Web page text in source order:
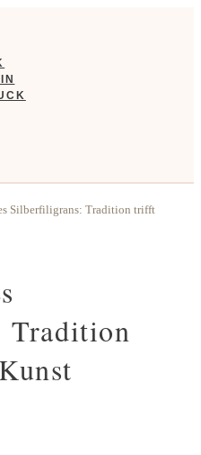
Silberfiligrans: Tradition trifft